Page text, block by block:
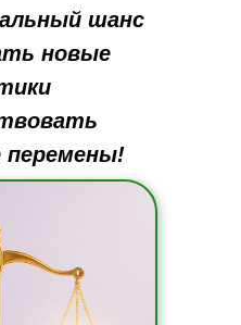
шанс
новые